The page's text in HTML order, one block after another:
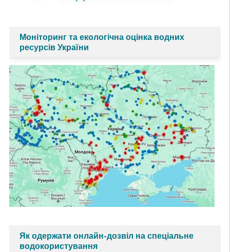
Моніторинг та екологічна оцінка водних
ресурсів України
Як одержати онлайн-дозвіл на спеціальне
водокористування